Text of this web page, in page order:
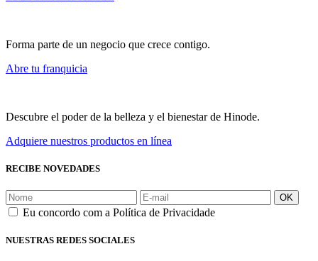
Forma parte de un negocio que crece contigo.
Abre tu franquicia
Descubre el poder de la belleza y el bienestar de Hinode.
Adquiere nuestros productos en línea
RECIBE NOVEDADES
OK
Eu concordo com a Política de Privacidade
NUESTRAS REDES SOCIALES